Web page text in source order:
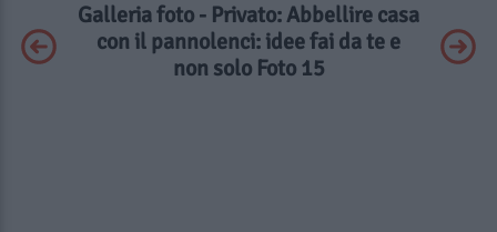
Galleria foto - Privato: Abbellire casa
con il pannolenci: idee fai da te e
non solo Foto 15